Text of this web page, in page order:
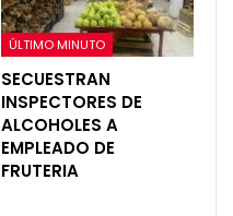
ÚLTIMO MINUTO
SECUESTRAN
INSPECTORES DE
ALCOHOLES A
EMPLEADO DE
FRUTERIA